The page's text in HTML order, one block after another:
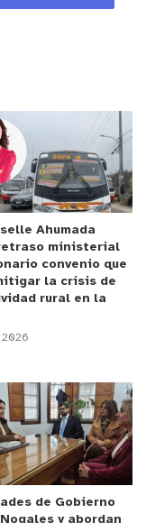
recibieran
expresó a
tuvo que hacer
del día
con el concejo
una de las
Lo que se
para
tener mayor
giftcard para
luego de
se hicieron parte
a negocios del
Ahumada
ministerial
convenio que
la crisis de
rural en la
2026
de Gobierno
y abordan